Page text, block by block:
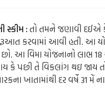
સ્કીમ :તો તમને જણાવી દઈએ કે
કરવામાં આવી હતી. આ
છો. આ વિમા યોજનાનો લાભ
કે પછી તે વિકલાંગ થઇ જાય
ખાતામાંથી દર વર્ષે 31 મેં